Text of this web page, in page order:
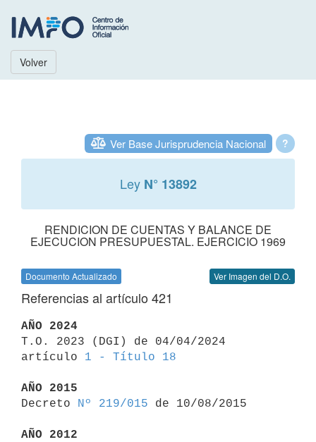
Volver
?
Ver Base Jurisprudencia Nacional
Ley N° 13892
RENDICION DE CUENTAS Y BALANCE DE
EJECUCION PRESUPUESTAL. EJERCICIO 1969
Documento Actualizado Ver Imagen del D.O.
Referencias al artículo 421
AÑO 2024
T.O. 2023 (DGI) de 04/04/2024
artículo 1 - Título 18
AÑO 2015
Decreto
Nº 219/015 de 10/08/2015
AÑO 2012